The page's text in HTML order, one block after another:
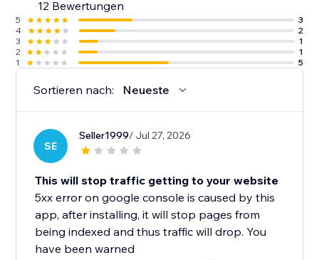
12 Bewertungen
5
3
4
2
3
1
2
1
1
5
Sortieren nach: Neueste
SE
Seller1999/ Jul 27, 2026
This will stop traffic getting to your website
5xx error on google console is caused by this
app, after installing, it will stop pages from
being indexed and thus traffic will drop. You
have been warned